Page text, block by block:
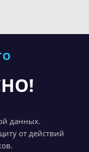
данных.
от действий